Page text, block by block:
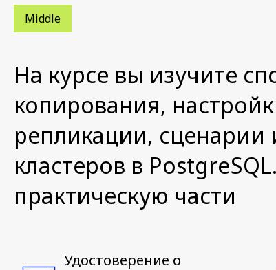
Middle
На курсе вы изучите
копирования,
репликации, сценарии
кластеров в
практическую части
Удостоверение о